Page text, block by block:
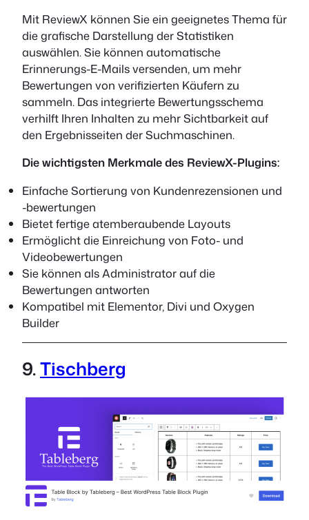
Mit ReviewX können Sie ein geeignetes Thema für
die grafische Darstellung der Statistiken
auswählen. Sie können automatische
Erinnerungs-E-Mails versenden, um mehr
Bewertungen von verifizierten Käufern zu
sammeln. Das integrierte Bewertungsschema
verhilft Ihren Inhalten zu mehr Sichtbarkeit auf
den Ergebnisseiten der Suchmaschinen.
Die wichtigsten Merkmale des ReviewX-Plugins:
Einfache Sortierung von Kundenrezensionen und
-bewertungen
Bietet fertige atemberaubende Layouts
Ermöglicht die Einreichung von Foto- und
Videobewertungen
Sie können als Administrator auf die
Bewertungen antworten
Kompatibel mit Elementor, Divi und Oxygen
Builder
9.Tischberg